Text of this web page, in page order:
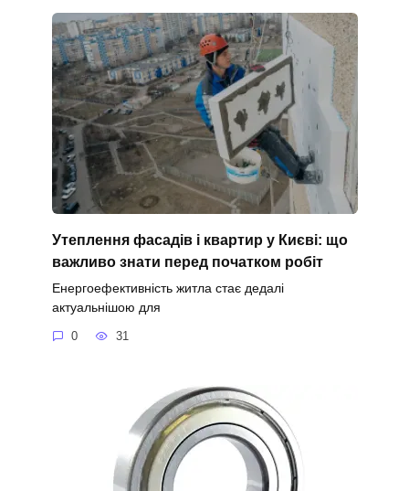
Утеплення фасадів і квартир у Києві: що
важливо знати перед початком робіт
Енергоефективність житла стає дедалі
актуальнішою для
0 31